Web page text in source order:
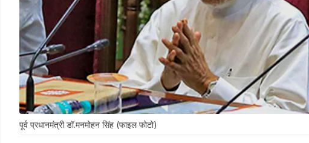
पूर्व प्रधानमंत्री डॉ.मनमोहन सिंह (फाइल फोटो)